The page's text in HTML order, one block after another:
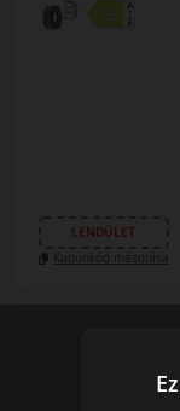
LENDÜLET
Kuponkód másolása